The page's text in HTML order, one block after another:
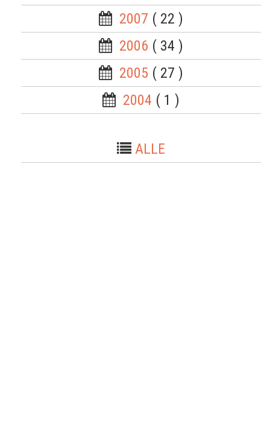
2007 ( 22 )
2006 ( 34 )
2005 ( 27 )
2004 ( 1 )
ALLE